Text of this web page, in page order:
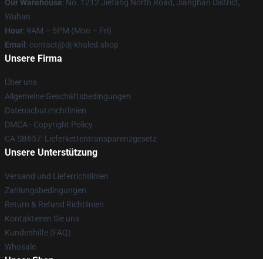
Our Warehouse: No. 1212 Jiefang North Road, Jianghan District,
Wuhan
Hour: 9AM – 5PM (Mon – Fri)
Email : contact@dj-khaled.shop
Unsere Firma
Über uns
Allgemeine Geschäftsbedingungen
Datenschutzrichtlinien
DMCA - Copyright Policy
CA SB657: Lieferkettentransparenzgesetz
Unsere Unterstützung
Versand und Lieferrichtlinien
Zahlungsbedingungen
Return & Refund Richtlinien
Kontaktieren Sie uns
Kundenhilfe (FAQ)
Whosale